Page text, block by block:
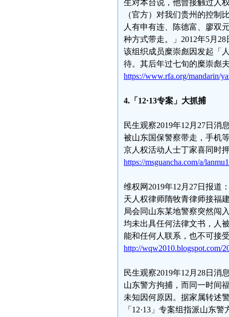
生对本台说，他曾接触过人
（官方）对我们贵州的控制
人有申有连、陈德富、廖双
种方式带走。」2012年5月
该组织成员糜崇彪因发起「
待。其后年过七旬的糜崇彪
https://www.rfa.org/mandarin/
4.「12·13专案」大抓捕
民生观察2019年12月27日消
被山东国保警察带走，手机
京人权活动人士丁家喜同时
https://msguancha.com/a/
维权网2019年12月27日报道
天人权律师隋牧青律师接福
局会同山东某地警察突然闯
均未出具任何法律文书，人
能和任何人联系，也不可接
http://wqw2010.blogspot.com/
民生观察2019年12月28日消
山东警方拘捕，而同一时间
未知因何原因。据家属转述
「12·13」专案组指派山东警